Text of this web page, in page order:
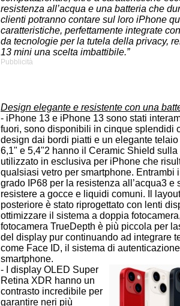
resistenza all’acqua e una batteria che
clienti potranno contare sul loro iPhone
caratteristiche, perfettamente integrate
da tecnologie per la tutela della privacy,
13 mini una scelta imbattibile.”
Pubblicità
Design elegante e resistente con una
- iPhone 13 e iPhone 13 sono stati
fuori, sono disponibili in cinque splendidi
design dai bordi piatti e un elegante
6,1" e 5,4"2 hanno il Ceramic Shield
utilizzato in esclusiva per iPhone che
qualsiasi vetro per smartphone. Entrambi
grado IP68 per la resistenza all’acqua3 e
resistere a gocce e liquidi comuni. Il
posteriore è stato riprogettato con lenti
ottimizzare il sistema a doppia
fotocamera TrueDepth è più piccola per
del display pur continuando ad integrare
come Face ID, il sistema di
smartphone.
-
I display OLED Super
Retina XDR hanno un
contrasto incredibile per
garantire neri più